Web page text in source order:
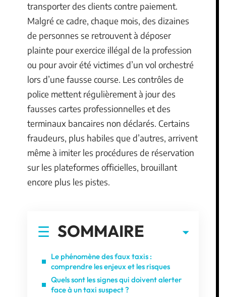
transporter des clients contre paiement.
Malgré ce cadre, chaque mois, des dizaines
de personnes se retrouvent à déposer
plainte pour exercice illégal de la profession
ou pour avoir été victimes d’un vol orchestré
lors d’une fausse course. Les contrôles de
police mettent régulièrement à jour des
fausses cartes professionnelles et des
terminaux bancaires non déclarés. Certains
fraudeurs, plus habiles que d’autres, arrivent
même à imiter les procédures de réservation
sur les plateformes officielles, brouillant
encore plus les pistes.
SOMMAIRE
Le phénomène des faux taxis :
comprendre les enjeux et les risques
Quels sont les signes qui doivent alerter
face à un taxi suspect ?